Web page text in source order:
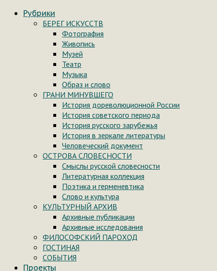
Рубрики
БЕРЕГ ИСКУССТВ
Фотография
Живопись
Музей
Театр
Музыка
Образ и слово
ГРАНИ МИНУВШЕГО
История дореволюционной России
История советского периода
История русского зарубежья
История в зеркале литературы
Человеческий документ
ОСТРОВА СЛОВЕСНОСТИ
Смыслы русской словесности
Литературная коллекция
Поэтика и герменевтика
Слово и культура
КУЛЬТУРНЫЙ АРХИВ
Архивные публикации
Архивные исследования
ФИЛОСОФСКИЙ ПАРОХОД
ГОСТИНАЯ
СОБЫТИЯ
Проекты